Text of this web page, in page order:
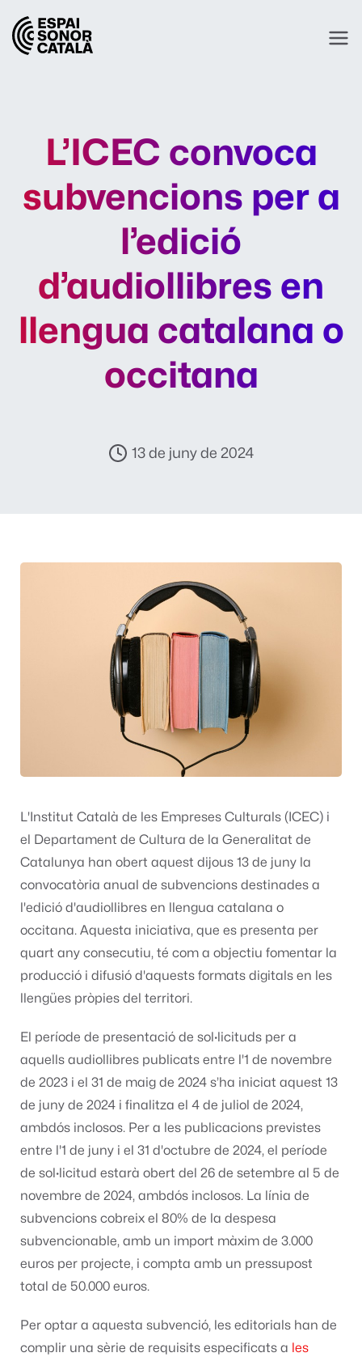
L’ICEC convoca
subvencions per a
l’edició
d’audiollibres en
llengua catalana o
occitana
13 de juny de 2024
L'Institut Català de les Empreses Culturals (ICEC) i
el Departament de Cultura de la Generalitat de
Catalunya han obert aquest dijous 13 de juny la
convocatòria anual de subvencions destinades a
l'edició d'audiollibres en llengua catalana o
occitana. Aquesta iniciativa, que es presenta per
quart any consecutiu, té com a objectiu fomentar la
producció i difusió d'aquests formats digitals en les
llengües pròpies del territori.
El període de presentació de sol·licituds per a
aquells audiollibres publicats entre l'1 de novembre
de 2023 i el 31 de maig de 2024 s’ha iniciat aquest 13
de juny de 2024 i finalitza el 4 de juliol de 2024,
ambdós inclosos. Per a les publicacions previstes
entre l'1 de juny i el 31 d'octubre de 2024, el període
de sol·licitud estarà obert del 26 de setembre al 5 de
novembre de 2024, ambdós inclosos. La línia de
subvencions cobreix el 80% de la despesa
subvencionable, amb un import màxim de 3.000
euros per projecte, i compta amb un pressupost
total de 50.000 euros.
Per optar a aquesta subvenció, les editorials han de
complir una sèrie de requisits especificats a les